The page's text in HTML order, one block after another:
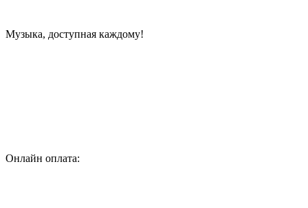
Музыка, доступная каждому!
Онлайн оплата: